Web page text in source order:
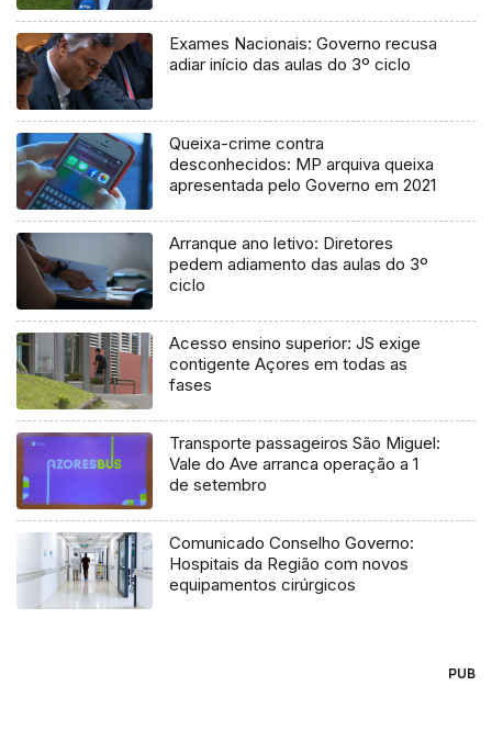
Exames Nacionais: Governo recusa
adiar início das aulas do 3º ciclo
Queixa-crime contra
desconhecidos: MP arquiva queixa
apresentada pelo Governo em 2021
Arranque ano letivo: Diretores
pedem adiamento das aulas do 3º
ciclo
Acesso ensino superior: JS exige
contigente Açores em todas as
fases
Transporte passageiros São Miguel:
Vale do Ave arranca operação a 1
de setembro
Comunicado Conselho Governo:
Hospitais da Região com novos
equipamentos cirúrgicos
PUB